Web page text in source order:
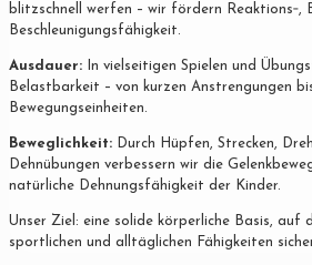
blitzschnell werfen – wir fördern Reaktions‐,
Beschleunigungsfähigkeit.
Ausdauer: In vielseitigen Spielen und
Belastbarkeit – von kurzen Anstrengungen
Bewegungseinheiten.
Beweglichkeit: Durch Hüpfen, Strecken,
Dehnübungen verbessern wir die
natürliche Dehnungsfähigkeit der Kinder.
Unser Ziel: eine solide körperliche Basis, auf
sportlichen und alltäglichen Fähigkeiten